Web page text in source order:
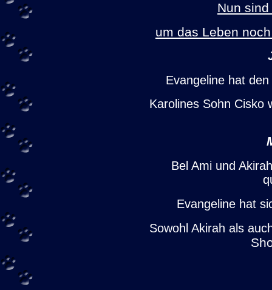
Nun
um das Leben
Evangeline hat
Karolines Sohn Cisko
Bel Ami und
Evangeline hat
Sowohl Akirah als